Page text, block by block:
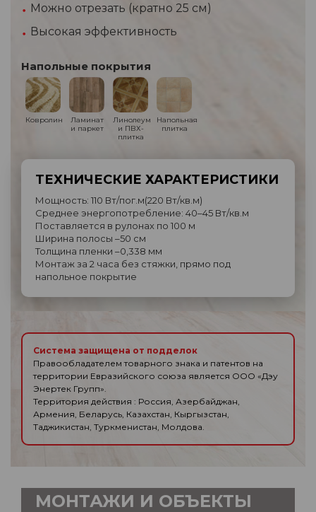
Можно отрезать (кратно 25 см)
Высокая эффективность
Напольные покрытия
Ковролин
Ламинат
и паркет
Линолеум
и ПВХ-
плитка
Напольная
плитка
ТЕХНИЧЕСКИЕ ХАРАКТЕРИСТИКИ
Мощность: 110 Вт/пог.м(220 Вт/кв.м)
Среднее энергопотребление: 40–45 Вт/кв.м
Поставляется в рулонах по 100 м
Ширина полосы –50 см
Толщина пленки –0,338 мм
Монтаж за 2 часа без стяжки, прямо под
напольное покрытие
Система защищена от подделок
Правообладателем товарного знака и патентов на
территории Евразийского союза является ООО «Дэу
Энертек Групп».
Территория действия : Россия, Азербайджан,
Армения, Беларусь, Казахстан, Кыргызстан,
Таджикистан, Туркменистан, Молдова.
МОНТАЖИ И ОБЪЕКТЫ